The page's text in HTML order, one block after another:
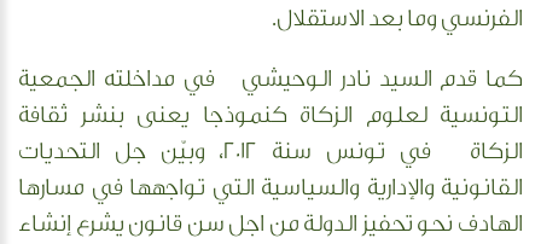
الفرنسي وما بعد الاستقلال.
كما قدم السيد نادر الوحيشي في مداخلته الجمعية
التونسية لعلوم الزكاة كنموذجا يعنى بنشر ثقافة
الزكاة في تونس سنة 2012، وبيّن جل التحديات
القانونية والإدارية والسياسية التي تواجهها في مسارها
الهادف نحو تحفيز الدولة من اجل سن قانون يشرع إنشاء